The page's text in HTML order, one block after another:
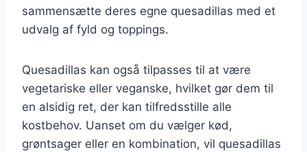
sammensætte deres egne quesadillas med et
udvalg af fyld og toppings.
Quesadillas kan også tilpasses til at være
vegetariske eller veganske, hvilket gør dem til
en alsidig ret, der kan tilfredsstille alle
kostbehov. Uanset om du vælger kød,
grøntsager eller en kombination, vil quesadillas